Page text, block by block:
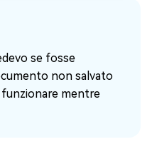
se fosse
non salvato
funzionare mentre